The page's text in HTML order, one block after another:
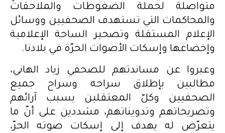
متواصلة لحملة الضغوطات والملاحقات
والمحاكمات التي تستهدف الصحفيين ووسائل
الإعلام المستقلة وتصحير الساحة الإعلامية
وإخضاعها وإسكات الأصوات الحرّة في بلادنا.
وعبروا عن مساندتهم للصحفي زياد الهاني،
مطالبين بإطلاق سراحه وسراح جميع
الصحفيين وكلّ المعتقلين بسبب آرائهم
وتصريحاتهم وتدويناتهم، مشددين على أنّ ما
يتعرّض له يهدف إلى إسكات صوته الحرّ،